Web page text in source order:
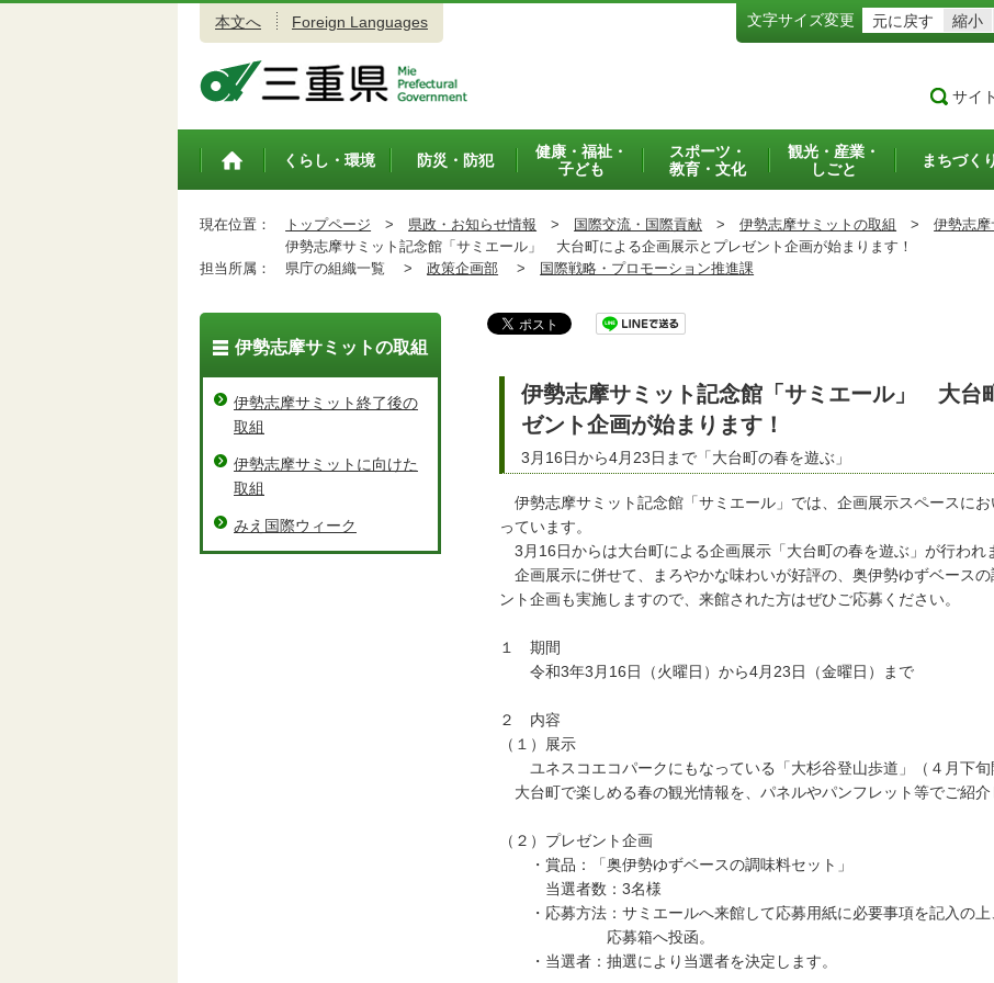
本文へ Foreign Languages 文字サイズ変更 元に戻す 縮小
サイ
トップペ
くらし・環境 防災・防犯
健康・福祉・
子ども
スポーツ・
教育・文化
観光・産業・
しごと
まちづくり
現在位置： トップページ > 県政・お知らせ情報 > 国際交流・国際貢献 > 伊勢志摩サミットの取組 > 伊勢志摩
伊勢志摩サミット記念館「サミエール」 大台町による企画展示とプレゼント企画が始まります！
担当所属：
県庁の組織一覧 > 政策企画部 > 国際戦略・プロモーション推進課
伊勢志摩サミット記念館「サミエール」 大台
ゼント企画が始まります！
3月16日から4月23日まで「大台町の春を遊ぶ」
伊勢志摩サミット記念館「サミエール」では、企画展示スペースに
っています。
3月16日からは大台町による企画展示「大台町の春を遊ぶ」が行われ
企画展示に併せて、まろやかな味わいが好評の、奥伊勢ゆずベース
ント企画も実施しますので、来館された方はぜひご応募ください。
１ 期間
令和3年3月16日（火曜日）から4月23日（金曜日）まで
２ 内容
（１）展示
ユネスコエコパークにもなっている「大杉谷登山歩道」（４月下旬
大台町で楽しめる春の観光情報を、パネルやパンフレット等でご紹介
（２）プレゼント企画
・賞品：「奥伊勢ゆずベースの調味料セット」
当選者数：3名様
・応募方法：サミエールへ来館して応募用紙に必要事項を記入の上
応募箱へ投函。
・当選者：抽選により当選者を決定します。
伊勢志摩サミットの取組
伊勢志摩サミット終了後の
取組
伊勢志摩サミットに向けた
取組
みえ国際ウィーク